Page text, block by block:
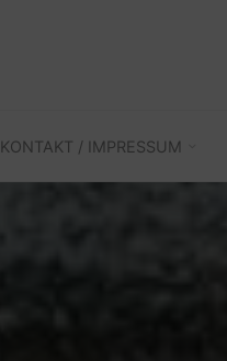
KONTAKT / IMPRESSUM